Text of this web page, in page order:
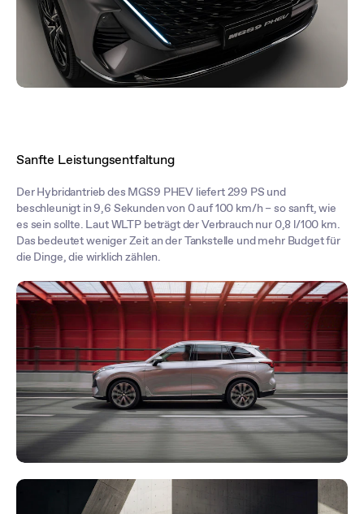
Sanfte Leistungsentfaltung
Der Hybridantrieb des MGS9 PHEV liefert 299 PS und
beschleunigt in 9,6 Sekunden von 0 auf 100 km/h – so sanft, wie
es sein sollte. Laut WLTP beträgt der Verbrauch nur 0,8 l/100 km.
Das bedeutet weniger Zeit an der Tankstelle und mehr Budget für
die Dinge, die wirklich zählen.